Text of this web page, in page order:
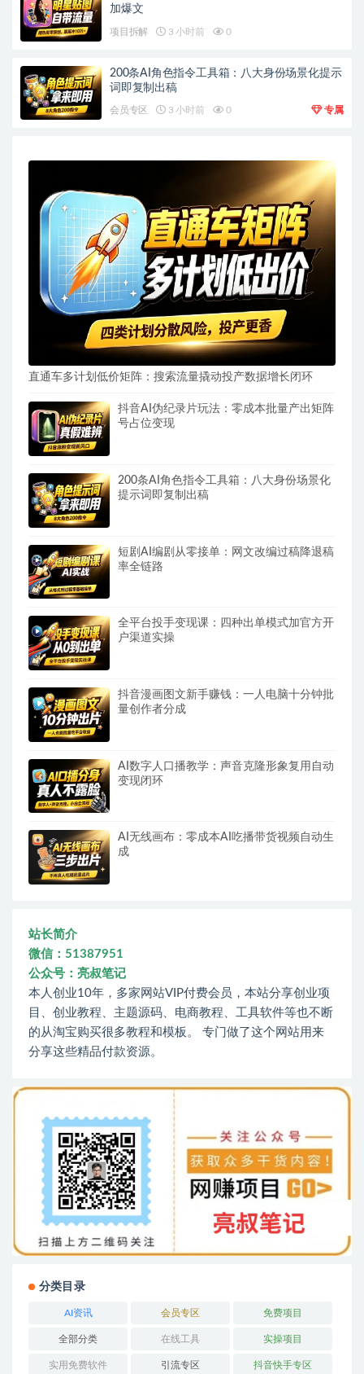
加爆文
项目拆解 3 小时前 0
200条AI角色指令工具箱：八大身份场景化提示
词即复制出稿
会员专区 3 小时前 0 专属
直通车多计划低价矩阵：搜索流量撬动投产数据增长闭环
抖音AI伪纪录片玩法：零成本批量产出矩阵
号占位变现
200条AI角色指令工具箱：八大身份场景化
提示词即复制出稿
短剧AI编剧从零接单：网文改编过稿降退稿
率全链路
全平台投手变现课：四种出单模式加官方开
户渠道实操
抖音漫画图文新手赚钱：一人电脑十分钟批
量创作者分成
AI数字人口播教学：声音克隆形象复用自动
变现闭环
AI无线画布：零成本AI吃播带货视频自动生
成
站长简介
微信：51387951
公众号：亮叔笔记
本人创业10年，多家网站VIP付费会员，本站分享创业项
目、创业教程、主题源码、电商教程、工具软件等也不断
的从淘宝购买很多教程和模板。 专门做了这个网站用来
分享这些精品付款资源。
分类目录
AI资讯 会员专区 免费项目
全部分类 在线工具 实操项目
实用免费软件 引流专区 抖音快手专区